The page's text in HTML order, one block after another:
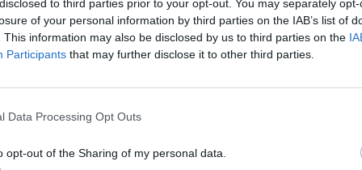
to third parties prior to your opt-out. You may separately
of your personal information by third parties on the IAB’s list of
This information may also be disclosed by us to third parties on the
Participants that may further disclose it to other third parties.
Data Processing Opt Outs
opt-out of the Sharing of my personal data.
e ancora nello stesso range Forza
e la Lega (8,5%) intorno all'8,6%". Intorno
4 per cento è "lotta è aperta" tra le
/4,4 per cento) e la stessa Avs (4), più
Siamo Europei-Renew Europe (3,8) e
di Luca (2,5).